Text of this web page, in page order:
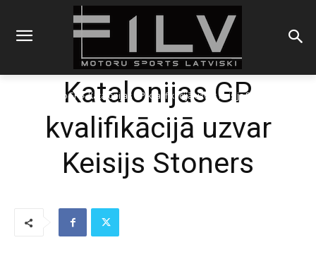
MotoGP Katalonijas GP kvalifikācijā uzvar Keisijs Stoners
Katalonijas GP
kvalifikācijā uzvar
Keisijs Stoners